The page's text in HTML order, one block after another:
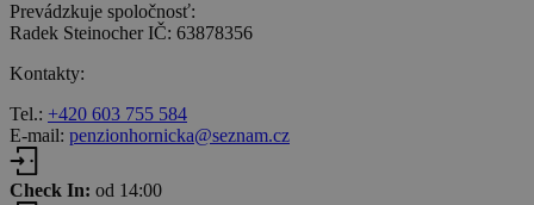
Prevádzkuje spoločnosť:
Radek Steinocher IČ: 63878356
Kontakty:
Tel.: +420 603 755 584
E-mail: penzionhornicka@seznam.cz
Check In: od 14:00